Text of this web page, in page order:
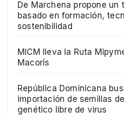
De Marchena propone un
basado en formación,
sostenibilidad
MICM lleva la Ruta
Macorís
República Dominicana
importación de semillas
genético libre de virus